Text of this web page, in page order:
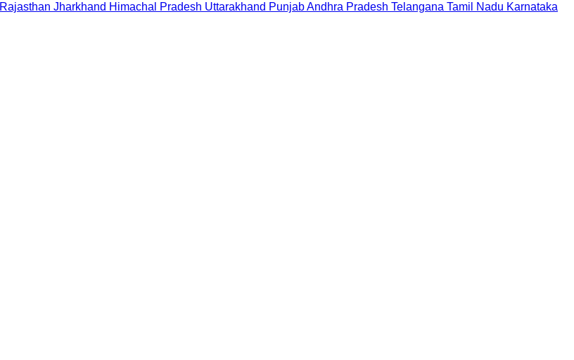
Rajasthan Jharkhand Himachal Pradesh Uttarakhand PunjabAndhra Pradesh Telangana Tamil Nadu Karnataka